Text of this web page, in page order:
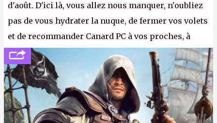
d'août. D'ici là, vous allez nous manquer, n'oubliez
pas de vous hydrater la nuque, de fermer vos volets
et de recommander Canard PC à vos proches, à
votre famille et aux inconnus que vous croisez
dans la rue. Bon été à tous ! –ER.